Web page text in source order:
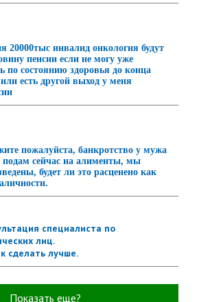
20000тыс инвалид онкология будут
пенсии если не могу уже
по состоянию здоровья до конца
есть другой выход у меня
пожалуйста, банкротство у мужа
подам сейчас на алименты, мы
будет ли это расценено как
специалиста по
лиц.
сделать лучше.
Показать еще?